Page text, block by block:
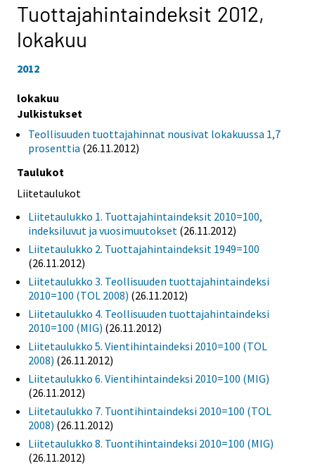
Tuottajahintaindeksit 2012,
lokakuu
2012
lokakuu
Julkistukset
Teollisuuden tuottajahinnat nousivat lokakuussa 1,7
prosenttia (26.11.2012)
Taulukot
Liitetaulukot
Liitetaulukko 1. Tuottajahintaindeksit 2010=100,
indeksiluvut ja vuosimuutokset (26.11.2012)
Liitetaulukko 2. Tuottajahintaindeksit 1949=100
(26.11.2012)
Liitetaulukko 3. Teollisuuden tuottajahintaindeksi
2010=100 (TOL 2008) (26.11.2012)
Liitetaulukko 4. Teollisuuden tuottajahintaindeksi
2010=100 (MIG) (26.11.2012)
Liitetaulukko 5. Vientihintaindeksi 2010=100 (TOL
2008) (26.11.2012)
Liitetaulukko 6. Vientihintaindeksi 2010=100 (MIG)
(26.11.2012)
Liitetaulukko 7. Tuontihintaindeksi 2010=100 (TOL
2008) (26.11.2012)
Liitetaulukko 8. Tuontihintaindeksi 2010=100 (MIG)
(26.11.2012)